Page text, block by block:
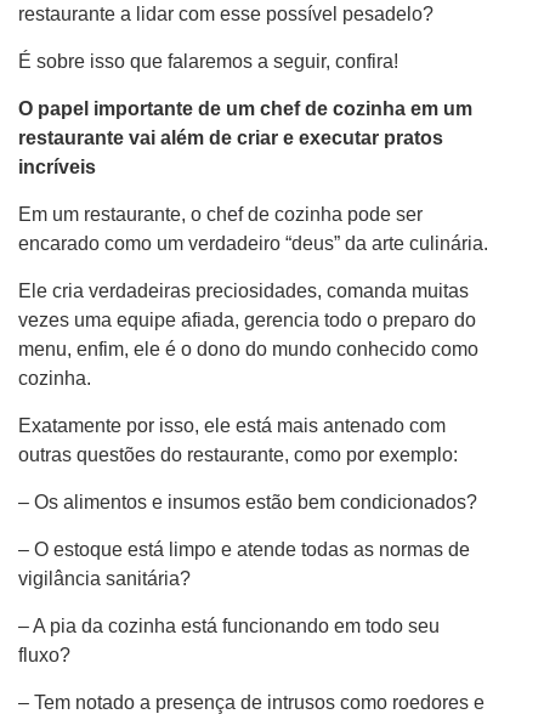
restaurante a lidar com esse possível pesadelo?
É sobre isso que falaremos a seguir, confira!
O papel importante de um chef de cozinha em um
restaurante vai além de criar e executar pratos
incríveis
Em um restaurante, o chef de cozinha pode ser
encarado como um verdadeiro “deus” da arte culinária.
Ele cria verdadeiras preciosidades, comanda muitas
vezes uma equipe afiada, gerencia todo o preparo do
menu, enfim, ele é o dono do mundo conhecido como
cozinha.
Exatamente por isso, ele está mais antenado com
outras questões do restaurante, como por exemplo:
– Os alimentos e insumos estão bem condicionados?
– O estoque está limpo e atende todas as normas de
vigilância sanitária?
– A pia da cozinha está funcionando em todo seu
fluxo?
– Tem notado a presença de intrusos como roedores e